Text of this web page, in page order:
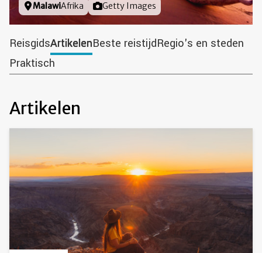
Locatie
MalawiAfrika Foto door
Getty Images
ReisgidsArtikelenBeste reistijdRegio's en steden
Praktisch
Artikelen